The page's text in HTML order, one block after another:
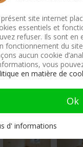
site internet
essentiels et
refuser. Ils sont en
fonctionnement du
aucun cookie
vous
en matière de
Ok
d' informations